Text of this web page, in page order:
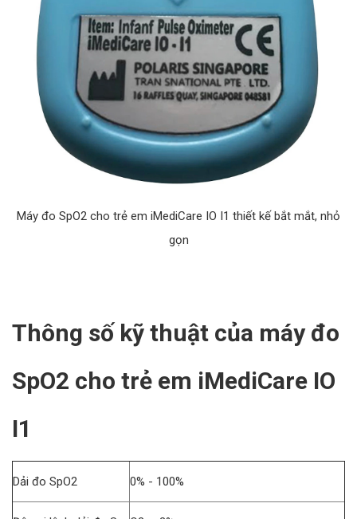
Máy đo SpO2 cho trẻ em iMediCare IO I1 thiết kế bắt mắt, nhỏ
gọn
Thông số kỹ thuật của máy đo
SpO2 cho trẻ em iMediCare IO
I1
Dải đo SpO2 0% - 100%